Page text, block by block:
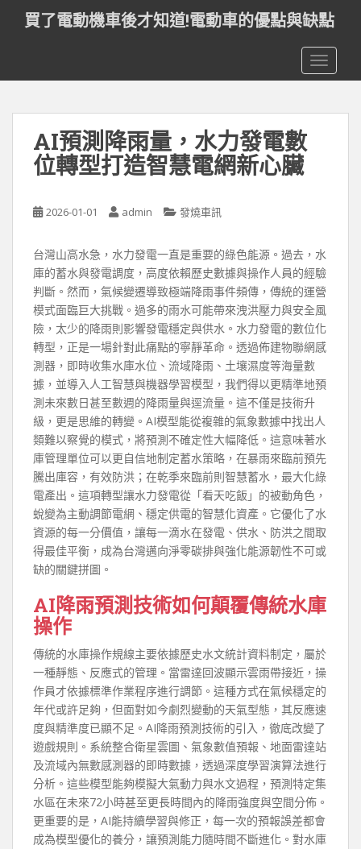
t
買了電動機車後才知道!電動車的優點與缺點
AI預測降雨量，水力發電數
位轉型打造智慧電網新心臟
2026-01-01 admin 發燒車訊
台灣山高水急，水力發電一直是重要的綠色能源。過去，水
庫的蓄水與發電調度，高度依賴歷史數據與操作人員的經驗
判斷。然而，氣候變遷導致極端降雨事件頻傳，傳統的運營
模式面臨巨大挑戰。過多的雨水可能帶來洩洪壓力與安全風
險，太少的降雨則影響發電穩定與供水。水力發電的數位化
轉型，正是一場針對此痛點的寧靜革命。透過佈建物聯網感
測器，即時收集水庫水位、流域降雨、土壤濕度等海量數
據，並導入人工智慧與機器學習模型，我們得以更精準地預
測未來數日甚至數週的降雨量與逕流量。這不僅是技術升
級，更是思維的轉變。AI模型能從複雜的氣象數據中找出人
類難以察覺的模式，將預測不確定性大幅降低。這意味著水
庫管理單位可以更自信地制定蓄水策略，在暴雨來臨前預先
騰出庫容，有效防洪；在乾季來臨前則智慧蓄水，最大化綠
電產出。這項轉型讓水力發電從「看天吃飯」的被動角色，
蛻變為主動調節電網、穩定供電的智慧化資產。它優化了水
資源的每一分價值，讓每一滴水在發電、供水、防洪之間取
得最佳平衡，成為台灣邁向淨零碳排與強化能源韌性不可或
缺的關鍵拼圖。
AI降雨預測技術如何顛覆傳統水庫
操作
傳統的水庫操作規線主要依據歷史水文統計資料制定，屬於
一種靜態、反應式的管理。當雷達回波顯示雲雨帶接近，操
作員才依據標準作業程序進行調節。這種方式在氣候穩定的
年代或許足夠，但面對如今劇烈變動的天氣型態，其反應速
度與精準度已顯不足。AI降雨預測技術的引入，徹底改變了
遊戲規則。系統整合衛星雲圖、氣象數值預報、地面雷達站
及流域內無數感測器的即時數據，透過深度學習演算法進行
分析。這些模型能夠模擬大氣動力與水文過程，預測特定集
水區在未來72小時甚至更長時間內的降雨強度與空間分佈。
更重要的是，AI能持續學習與修正，每一次的預報誤差都會
成為模型優化的養分，讓預測能力隨時間不斷進化。對水庫